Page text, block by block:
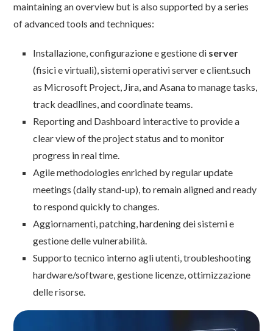
maintaining an overview but is also supported by a series
of advanced tools and techniques:
Installazione, configurazione e gestione di server
(fisici e virtuali), sistemi operativi server e client.such
as Microsoft Project, Jira, and Asana to manage tasks,
track deadlines, and coordinate teams.
Reporting and Dashboard interactive to provide a
clear view of the project status and to monitor
progress in real time.
Agile methodologies enriched by regular update
meetings (daily stand-up), to remain aligned and ready
to respond quickly to changes.
Aggiornamenti, patching, hardening dei sistemi e
gestione delle vulnerabilità.
Supporto tecnico interno agli utenti, troubleshooting
hardware/software, gestione licenze, ottimizzazione
delle risorse.